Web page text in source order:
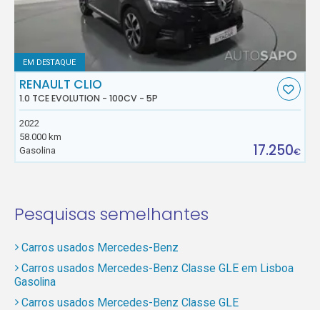
EM DESTAQUE
RENAULT CLIO
1.0 TCE EVOLUTION - 100CV - 5P
2022
58.000 km
Gasolina
17.250€
Pesquisas semelhantes
Carros usados Mercedes-Benz
Carros usados Mercedes-Benz Classe GLE em Lisboa
Gasolina
Carros usados Mercedes-Benz Classe GLE